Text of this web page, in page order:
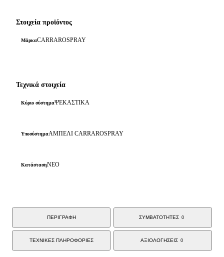
Στοιχεία προϊόντος
ΜάρκαCARRAROSPRAY
Τεχνικά στοιχεία
Κύριο σύστημαΨΕΚΑΣΤΙΚΑ
ΥποσύστημαΑΜΠΕΛΙ CARRAROSPRAY
ΚατάστασηΝΕΟ
ΠΕΡΙΓΡΑΦΗ ΣΥΜΒΑΤΟΤΗΤΕΣ 0
ΤΕΧΝΙΚΕΣ ΠΛΗΡΟΦΟΡΙΕΣ ΑΞΙΟΛΟΓΗΣΕΙΣ 0